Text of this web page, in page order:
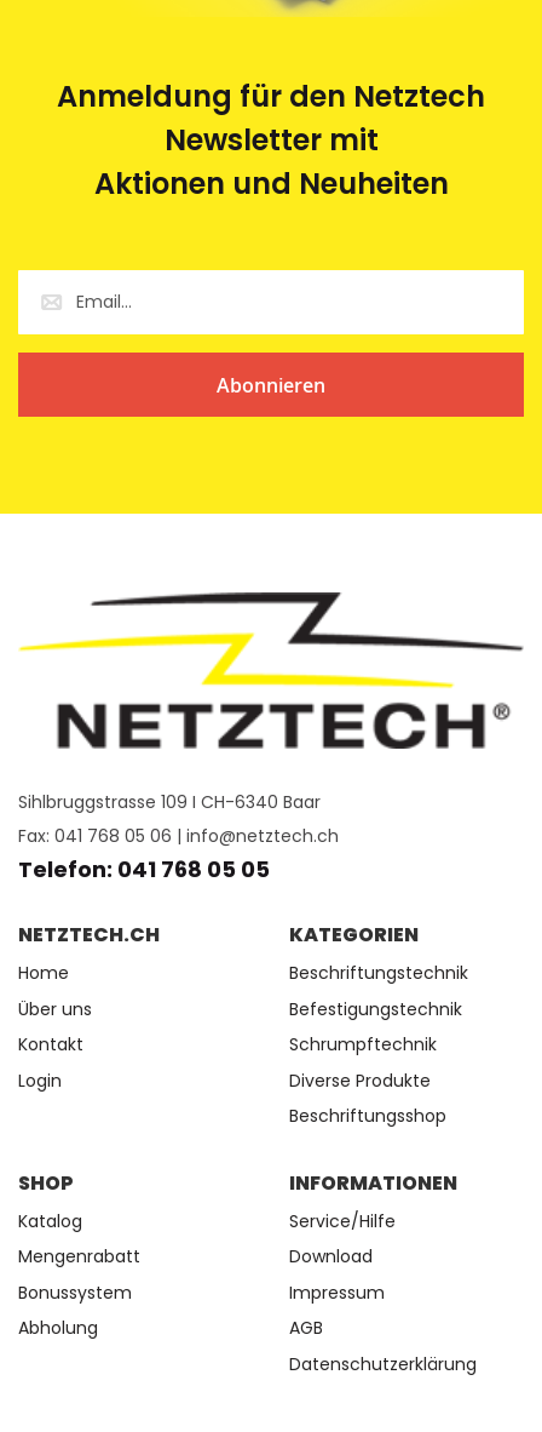
Anmeldung für den Netztech
Newsletter mit
Aktionen und Neuheiten
Abonnieren
Sihlbruggstrasse 109 I CH-6340 Baar
Fax: 041 768 05 06 | info@netztech.ch
Telefon: 041 768 05 05
NETZTECH.CH
Home
Über uns
Kontakt
Login
KATEGORIEN
Beschriftungstechnik
Befestigungstechnik
Schrumpftechnik
Diverse Produkte
Beschriftungsshop
SHOP
Katalog
Mengenrabatt
Bonussystem
Abholung
INFORMATIONEN
Service/Hilfe
Download
Impressum
AGB
Datenschutzerklärung